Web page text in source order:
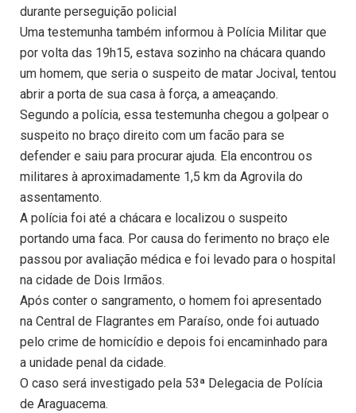
durante perseguição policial
Uma testemunha também informou à Polícia Militar que
por volta das 19h15, estava sozinho na chácara quando
um homem, que seria o suspeito de matar Jocival, tentou
abrir a porta de sua casa à força, a ameaçando.
Segundo a polícia, essa testemunha chegou a golpear o
suspeito no braço direito com um facão para se
defender e saiu para procurar ajuda. Ela encontrou os
militares à aproximadamente 1,5 km da Agrovila do
assentamento.
A polícia foi até a chácara e localizou o suspeito
portando uma faca. Por causa do ferimento no braço ele
passou por avaliação médica e foi levado para o hospital
na cidade de Dois Irmãos.
Após conter o sangramento, o homem foi apresentado
na Central de Flagrantes em Paraíso, onde foi autuado
pelo crime de homicídio e depois foi encaminhado para
a unidade penal da cidade.
O caso será investigado pela 53ª Delegacia de Polícia
de Araguacema.